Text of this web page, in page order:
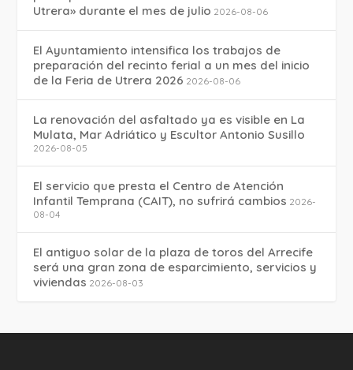
Utrera» durante el mes de julio 2026-08-06
El Ayuntamiento intensifica los trabajos de
preparación del recinto ferial a un mes del inicio
de la Feria de Utrera 2026 2026-08-06
La renovación del asfaltado ya es visible en La
Mulata, Mar Adriático y Escultor Antonio Susillo
2026-08-05
El servicio que presta el Centro de Atención
Infantil Temprana (CAIT), no sufrirá cambios 2026-
08-04
El antiguo solar de la plaza de toros del Arrecife
será una gran zona de esparcimiento, servicios y
viviendas 2026-08-03